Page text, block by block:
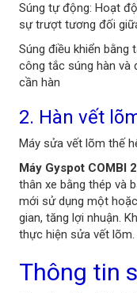
Súng tự động: Hoạt
sự trượt tương đối
Súng điều khiển bằng
công tắc súng hàn và
cần hàn
2. Hàn vết
Máy sửa vết lõm thế
Máy Gyspot COMBI
thân xe bằng thép và
mới sử dụng một
gian, tăng lợi nhuận.
thực hiện sửa vết lõm.
Thông tin